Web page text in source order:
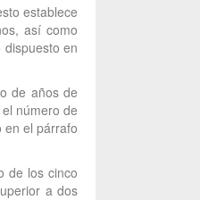
establece
así como
en
de años de
número de
en el párrafo
de los cinco
a dos